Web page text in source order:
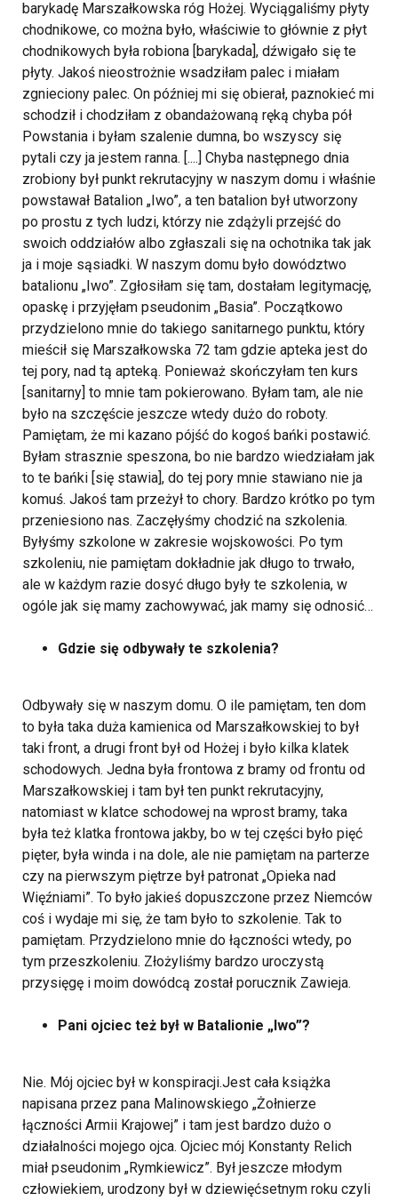
barykadę Marszałkowska róg Hożej. Wyciągaliśmy płyty
chodnikowe, co można było, właściwie to głównie z płyt
chodnikowych była robiona [barykada], dźwigało się te
płyty. Jakoś nieostrożnie wsadziłam palec i miałam
zgnieciony palec. On później mi się obierał, paznokieć mi
schodził i chodziłam z obandażowaną ręką chyba pół
Powstania i byłam szalenie dumna, bo wszyscy się
pytali czy ja jestem ranna. [....] Chyba następnego dnia
zrobiony był punkt rekrutacyjny w naszym domu i właśnie
powstawał Batalion „Iwo”, a ten batalion był utworzony
po prostu z tych ludzi, którzy nie zdążyli przejść do
swoich oddziałów albo zgłaszali się na ochotnika tak jak
ja i moje sąsiadki. W naszym domu było dowództwo
batalionu „Iwo”. Zgłosiłam się tam, dostałam legitymację,
opaskę i przyjęłam pseudonim „Basia”. Początkowo
przydzielono mnie do takiego sanitarnego punktu, który
mieścił się Marszałkowska 72 tam gdzie apteka jest do
tej pory, nad tą apteką. Ponieważ skończyłam ten kurs
[sanitarny] to mnie tam pokierowano. Byłam tam, ale nie
było na szczęście jeszcze wtedy dużo do roboty.
Pamiętam, że mi kazano pójść do kogoś bańki postawić.
Byłam strasznie speszona, bo nie bardzo wiedziałam jak
to te bańki [się stawia], do tej pory mnie stawiano nie ja
komuś. Jakoś tam przeżył to chory. Bardzo krótko po tym
przeniesiono nas. Zaczęłyśmy chodzić na szkolenia.
Byłyśmy szkolone w zakresie wojskowości. Po tym
szkoleniu, nie pamiętam dokładnie jak długo to trwało,
ale w każdym razie dosyć długo były te szkolenia, w
ogóle jak się mamy zachowywać, jak mamy się odnosić…
Gdzie się odbywały te szkolenia?
Odbywały się w naszym domu. O ile pamiętam, ten dom
to była taka duża kamienica od Marszałkowskiej to był
taki front, a drugi front był od Hożej i było kilka klatek
schodowych. Jedna była frontowa z bramy od frontu od
Marszałkowskiej i tam był ten punkt rekrutacyjny,
natomiast w klatce schodowej na wprost bramy, taka
była też klatka frontowa jakby, bo w tej części było pięć
pięter, była winda i na dole, ale nie pamiętam na parterze
czy na pierwszym piętrze był patronat „Opieka nad
Więźniami”. To było jakieś dopuszczone przez Niemców
coś i wydaje mi się, że tam było to szkolenie. Tak to
pamiętam. Przydzielono mnie do łączności wtedy, po
tym przeszkoleniu. Złożyliśmy bardzo uroczystą
przysięgę i moim dowódcą został porucznik Zawieja.
Pani ojciec też był w Batalionie „Iwo”?
Nie. Mój ojciec był w konspiracji.Jest cała książka
napisana przez pana Malinowskiego „Żołnierze
łączności Armii Krajowej” i tam jest bardzo dużo o
działalności mojego ojca. Ojciec mój Konstanty Relich
miał pseudonim „Rymkiewicz”. Był jeszcze młodym
człowiekiem, urodzony był w dziewięćsetnym roku czyli